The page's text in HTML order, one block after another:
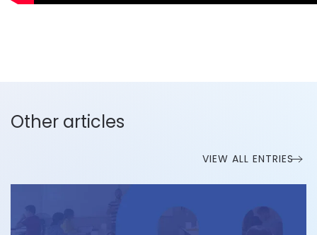
Other articles
VIEW ALL ENTRIES